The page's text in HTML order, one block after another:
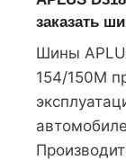
заказать
Шины
154/150M